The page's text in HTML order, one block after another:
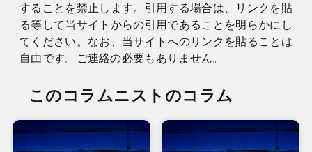
することを禁止します。引用する場合は、リンクを貼
る等して当サイトからの引用であることを明らかにし
てください。なお、当サイトへのリンクを貼ることは
自由です。ご連絡の必要もありません。
このコラムニストのコラム